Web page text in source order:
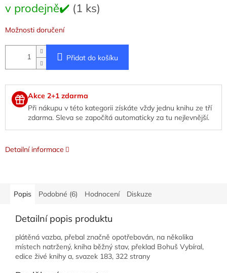
cena:
v prodejně✔️ (1 ks)
Možnosti doručení
Přidat do košíku
Akce 2+1 zdarma
Při nákupu v této kategorii získáte vždy jednu knihu ze tří
zdarma. Sleva se započítá automaticky za tu nejlevnější.
Detailní informace
Popis Podobné (6) Hodnocení Diskuze
Detailní popis produktu
plátěná vazba, přebal značně opotřebován, na několika
místech natržený, kniha běžný stav, překlad Bohuš Vybíral,
edice živé knihy a, svazek 183, 322 strany